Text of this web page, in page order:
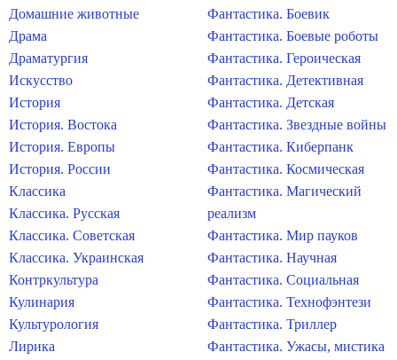
Домашние животные
Драма
Драматургия
Искусство
История
История. Востока
История. Европы
История. России
Классика
Классика. Русская
Классика. Советская
Классика. Украинская
Контркультура
Кулинария
Культурология
Лирика
Фантастика. Боевик
Фантастика. Боевые роботы
Фантастика. Героическая
Фантастика. Детективная
Фантастика. Детская
Фантастика. Звездные войны
Фантастика. Киберпанк
Фантастика. Космическая
Фантастика. Магический
реализм
Фантастика. Мир пауков
Фантастика. Научная
Фантастика. Социальная
Фантастика. Технофэнтези
Фантастика. Триллер
Фантастика. Ужасы, мистика